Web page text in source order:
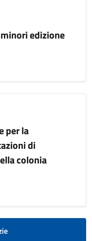
edizione
per la
di
colonia